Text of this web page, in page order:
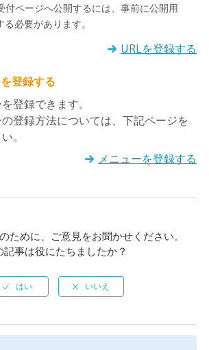
付ページへ公開するには、事前に公開用
必要があります。
URLを登録する
登録する
登録できます。
登録方法については、下記ページを
。
メニューを登録する
ために、ご意見をお聞かせください。
記事は役にたちましたか？